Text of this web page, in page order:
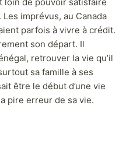
imprévus, au Canada
parfois à vivre à crédit.
son départ. Il
retrouver la vie qu’il
sa famille à ses
être le début d’une vie
pire erreur de sa vie.